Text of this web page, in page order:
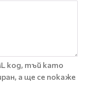
код, тъй като
а ще се покаже